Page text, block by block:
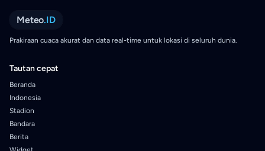
Meteo.ID
Prakiraan cuaca akurat dan data real-time untuk lokasi di seluruh dunia.
Tautan cepat
Beranda
Indonesia
Stadion
Bandara
Berita